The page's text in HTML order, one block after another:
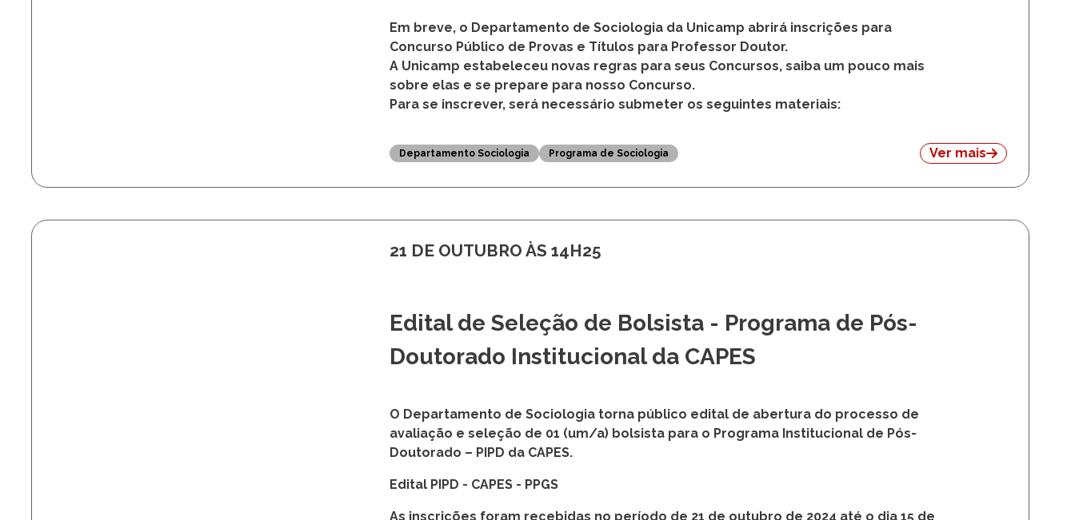
Em breve, o Departamento de Sociologia da Unicamp abrirá inscrições para
Concurso Público de Provas e Títulos para Professor Doutor.
A Unicamp estabeleceu novas regras para seus Concursos, saiba um pouco mais
sobre elas e se prepare para nosso Concurso.
Para se inscrever, será necessário submeter os seguintes materiais:
Departamento Sociologia Programa de Sociologia Ver mais
21 DE OUTUBRO ÀS 14H25
Edital de Seleção de Bolsista - Programa de Pós-
Doutorado Institucional da CAPES
O Departamento de Sociologia torna público edital de abertura do processo de
avaliação e seleção de 01 (um/a) bolsista para o Programa Institucional de Pós-
Doutorado – PIPD da CAPES.
Edital PIPD - CAPES - PPGS
As inscrições foram recebidas no período de 21 de outubro de 2024 até o dia 15 de